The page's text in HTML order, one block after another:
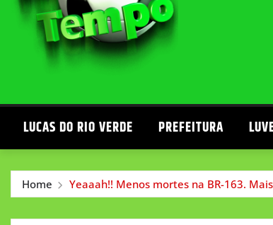
LUCAS DO RIO VERDE PREFEITURA
Home Yeaaah!! Menos mortes na BR-163.